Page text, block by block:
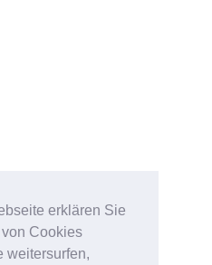
erklären Sie
Cookies
weitersurfen,